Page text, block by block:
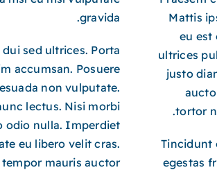
Mattis
eu est
ultrices
justo
tortor
Tincidunt
egestas
gravida.
sed ultrices. Porta
accumsan. Posuere
non vulputate.
lectus. Nisi morbi
odio nulla. Imperdiet
eu libero velit cras.
mauris auctor.